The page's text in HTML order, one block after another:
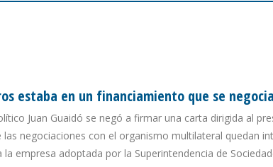
estaba en un financiamiento que se
Juan Guaidó se negó a firmar una carta dirigida al
las negociaciones con el organismo multilateral quedan
la empresa adoptada por la Superintendencia de